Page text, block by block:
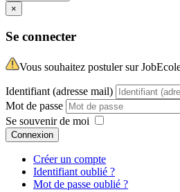
×
Se connecter
Vous souhaitez postuler sur
Identifiant (adresse mail)
Mot de passe
Se souvenir de moi
Connexion
Créer un compte
Identifiant oublié ?
Mot de passe oublié ?